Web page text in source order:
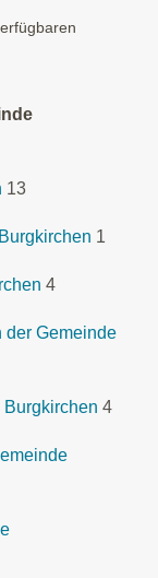
13
1
4
der Gemeinde
4